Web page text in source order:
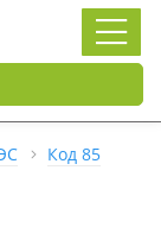
Код 85